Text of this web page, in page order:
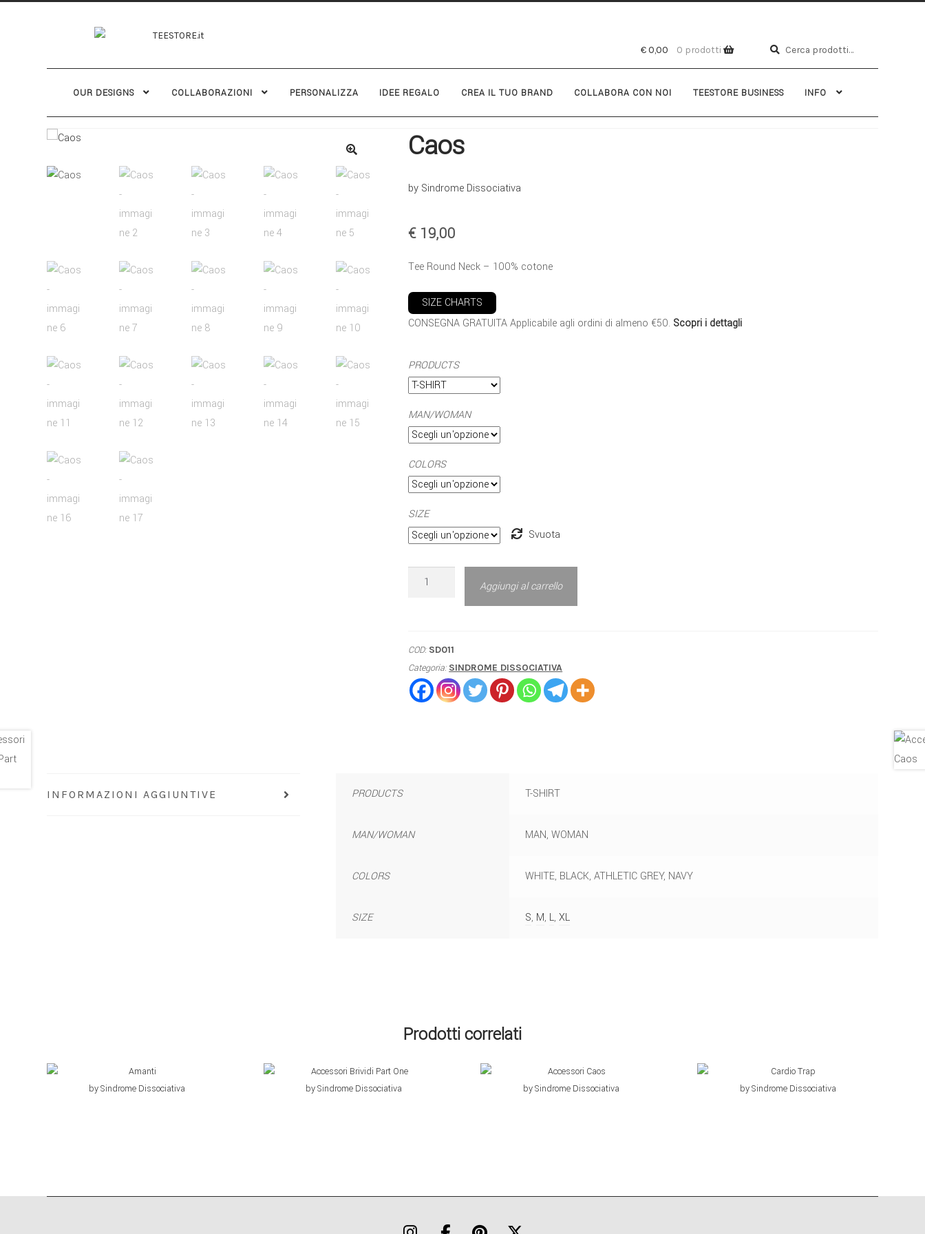
Cerca
€0,00 0 prodotti
OUR DESIGNS COLLABORAZIONI PERSONALIZZA IDEE REGALO CREA IL TUO BRAND COLLABORA CON NOI TEESTORE BUSINESS INFO
Caos
by Sindrome Dissociativa
€19,00
Tee Round Neck – 100% cotone
SIZE CHARTS
CONSEGNA GRATUITA Applicabile agli ordini di almeno €50. Scopri i dettagli
PRODUCTS
MAN/WOMAN
COLORS
SIZE
Svuota
Aggiungi al carrello
COD: SD011
Categoria: SINDROME DISSOCIATIVA
INFORMAZIONI AGGIUNTIVE PRODUCTS T-SHIRT
MAN/WOMAN MAN, WOMAN
COLORS WHITE, BLACK, ATHLETIC GREY, NAVY
SIZE S, M, L, XL
Prodotti correlati
by Sindrome Dissociativa by Sindrome Dissociativa by Sindrome Dissociativa by Sindrome Dissociativa